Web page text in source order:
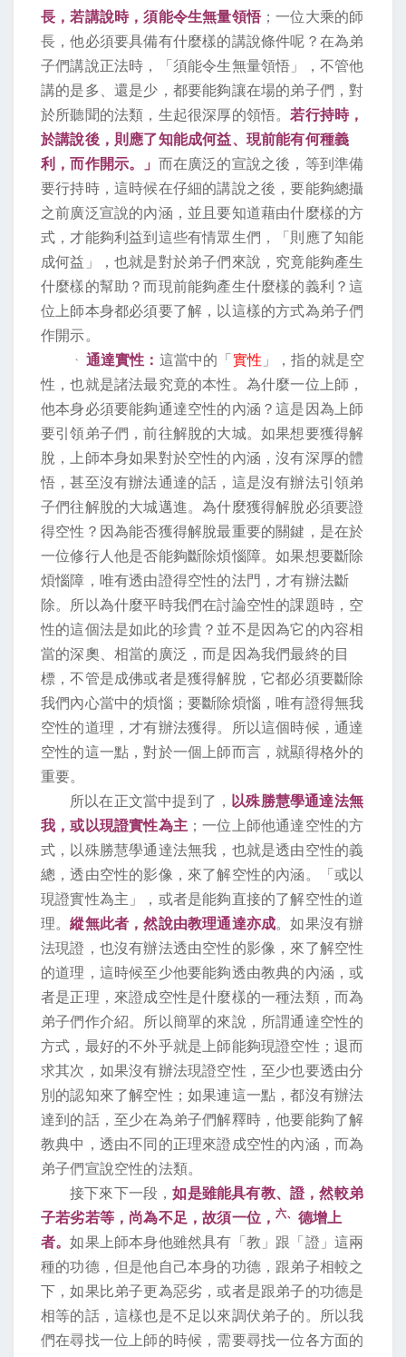
長，若講說時，須能令生無量領悟；一位大乘的師
長，他必須要具備有什麼樣的講說條件呢？在為弟
子們講說正法時，「須能令生無量領悟」，不管他
講的是多、還是少，都要能夠讓在場的弟子們，對
於所聽聞的法類，生起很深厚的領悟。若行持時，
於講說後，則應了知能成何益、現前能有何種義
利，而作開示。」 而在廣泛的宣說之後，等到準備
要行持時，這時候在仔細的講說之後，要能夠總攝
之前廣泛宣說的內涵，並且要知道藉由什麼樣的方
式，才能夠利益到這些有情眾生們，「則應了知能
成何益」，也就是對於弟子們來說，究竟能夠產生
什麼樣的幫助？而現前能夠產生什麼樣的義利？這
位上師本身都必須要了解，以這樣的方式為弟子們
作開示。
、 通達實性： 這當中的「 實性 」，指的就是空
性，也就是諸法最究竟的本性。為什麼一位上師，
他本身必須要能夠通達空性的內涵？這是因為上師
要引領弟子們，前往解脫的大城。如果想要獲得解
脫，上師本身如果對於空性的內涵，沒有深厚的體
悟，甚至沒有辦法通達的話，這是沒有辦法引領弟
子們往解脫的大城邁進。為什麼獲得解脫必須要證
得空性？因為能否獲得解脫最重要的關鍵，是在於
一位修行人他是否能夠斷除煩惱障。如果想要斷除
煩惱障，唯有透由證得空性的法門，才有辦法斷
除。所以為什麼平時我們在討論空性的課題時，空
性的這個法是如此的珍貴？並不是因為它的內容相
當的深奧、相當的廣泛，而是因為我們最終的目
標，不管是成佛或者是獲得解脫，它都必須要斷除
我們內心當中的煩惱；要斷除煩惱，唯有證得無我
空性的道理，才有辦法獲得。所以這個時候，通達
空性的這一點，對於一個上師而言，就顯得格外的
重要。
所以在正文當中提到了， 以殊勝慧學通達法無
我，或以現證實性為主 ；一位上師他通達空性的方
式，以殊勝慧學通達法無我，也就是透由空性的義
總，透由空性的影像，來了解空性的內涵。「或以
現證實性為主」，或者是能夠直接的了解空性的道
理。縱無此者，然說由教理通達亦成。如果沒有辦
法現證，也沒有辦法透由空性的影像，來了解空性
的道理，這時候至少他要能夠透由教典的內涵，或
者是正理，來證成空性是什麼樣的一種法類，而為
弟子們作介紹。所以簡單的來說，所謂通達空性的
方式，最好的不外乎就是上師能夠現證空性；退而
求其次，如果沒有辦法現證空性，至少也要透由分
別的認知來了解空性；如果連這一點，都沒有辦法
達到的話，至少在為弟子們解釋時，他要能夠了解
教典中，透由不同的正理來證成空性的內涵，而為
弟子們宣說空性的法類。
接下來下一段，如是雖能具有教、證，然較弟
子若劣若等，尚為不足，故須一位，六、 德增上
者。如果上師本身他雖然具有「教」跟「證」這兩
種的功德，但是他自己本身的功德，跟弟子相較之
下，如果比弟子更為惡劣，或者是跟弟子的功德是
相等的話，這樣也是不足以來調伏弟子的。所以我
們在尋找一位上師的時候，需要尋找一位各方面的